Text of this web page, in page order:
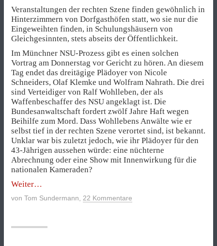
Veranstaltungen der rechten Szene finden gewöhnlich in
Hinterzimmern von Dorfgasthöfen statt, wo sie nur die
Eingeweihten finden, in Schulungshäusern von
Gleichgesinnten, stets abseits der Öffentlichkeit.
Im Münchner NSU-Prozess gibt es einen solchen
Vortrag am Donnerstag vor Gericht zu hören. An diesem
Tag endet das dreitägige Plädoyer von Nicole
Schneiders, Olaf Klemke und Wolfram Nahrath. Die drei
sind Verteidiger von Ralf Wohlleben, der als
Waffenbeschaffer des NSU angeklagt ist. Die
Bundesanwaltschaft fordert zwölf Jahre Haft wegen
Beihilfe zum Mord. Dass Wohllebens Anwälte wie er
selbst tief in der rechten Szene verortet sind, ist bekannt.
Unklar war bis zuletzt jedoch, wie ihr Plädoyer für den
43-Jährigen aussehen würde: eine nüchterne
Abrechnung oder eine Show mit Innenwirkung für die
nationalen Kameraden?
Weiter„Die
rechte
Show
von Tom Sundermann, 22 Kommentare